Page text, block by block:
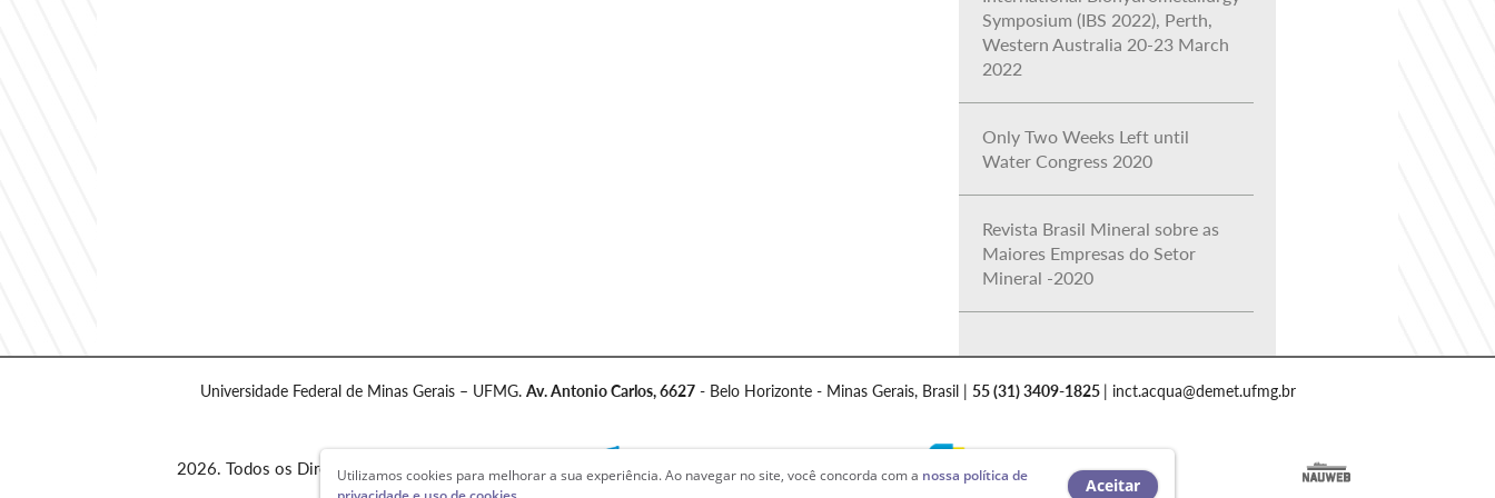
Symposium (IBS 2022), Perth,
Western Australia 20-23 March
2022
Only Two Weeks Left until
Water Congress 2020
Revista Brasil Mineral sobre as
Maiores Empresas do Setor
Mineral -2020
Universidade Federal de Minas Gerais – UFMG. Av. Antonio Carlos, 6627- Belo Horizonte - Minas Gerais, Brasil | 55 (31) 3409-1825 | inct.acqua@demet.ufmg.br
2026. Todos os Direitos ReservadosUtilizamos cookies para melhorar a sua experiência. Ao navegar no site, você concorda com a nossa política de
Aceitar